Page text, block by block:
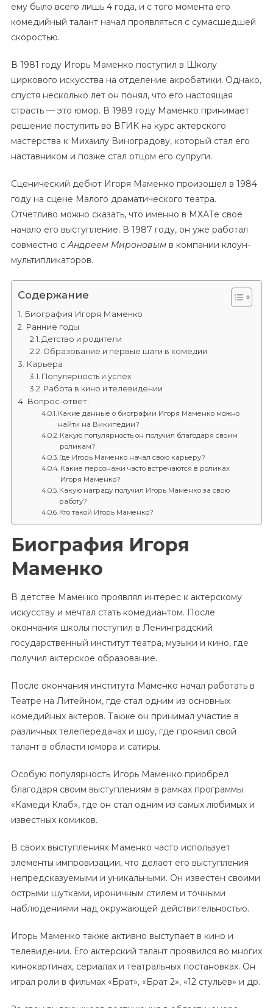
ему было всего лишь 4 года, и с того момента его
комедийный талант начал проявляться с сумасшедшей
скоростью.
В 1981 году Игорь Маменко поступил в Школу
циркового искусства на отделение акробатики. Однако,
спустя несколько лет он понял, что его настоящая
страсть — это юмор. В 1989 году Маменко принимает
решение поступить во ВГИК на курс актерского
мастерства к Михаилу Виноградову, который стал его
наставником и позже стал отцом его супруги.
Сценический дебют Игоря Маменко произошел в 1984
году на сцене Малого драматического театра.
Отчетливо можно сказать, что именно в МХАТе свое
начало его выступление. В 1987 году, он уже работал
совместно сАндреем Мироновымв компании клоун-
мультипликаторов.
Содержание
Биография Игоря Маменко
Ранние годы
Детство и родители
Образование и первые шаги в комедии
Карьера
Популярность и успех
Работа в кино и телевидении
Вопрос-ответ:
Какие данные о биографии Игоря Маменко можно
найти на Википедии?
Какую популярность он получил благодаря своим
роликам?
Где Игорь Маменко начал свою карьеру?
Какие персонажи часто встречаются в роликах
Игоря Маменко?
Какую награду получил Игорь Маменко за свою
работу?
Кто такой Игорь Маменко?
Биография Игоря
Маменко
В детстве Маменко проявлял интерес к актерскому
искусству и мечтал стать комедиантом. После
окончания школы поступил в Ленинградский
государственный институт театра, музыки и кино, где
получил актерское образование.
После окончания института Маменко начал работать в
Театре на Литейном, где стал одним из основных
комедийных актеров. Также он принимал участие в
различных телепередачах и шоу, где проявил свой
талант в области юмора и сатиры.
Особую популярность Игорь Маменко приобрел
благодаря своим выступлениям в рамках программы
«Камеди Клаб», где он стал одним из самых любимых и
известных комиков.
В своих выступлениях Маменко часто использует
элементы импровизации, что делает его выступления
непредсказуемыми и уникальными. Он известен своими
острыми шутками, ироничным стилем и точными
наблюдениями над окружающей действительностью.
Игорь Маменко также активно выступает в кино и
телевидении. Его актерский талант проявился во многих
кинокартинах, сериалах и театральных постановках. Он
играл роли в фильмах «Брат», «Брат 2», «12 стульев» и др.